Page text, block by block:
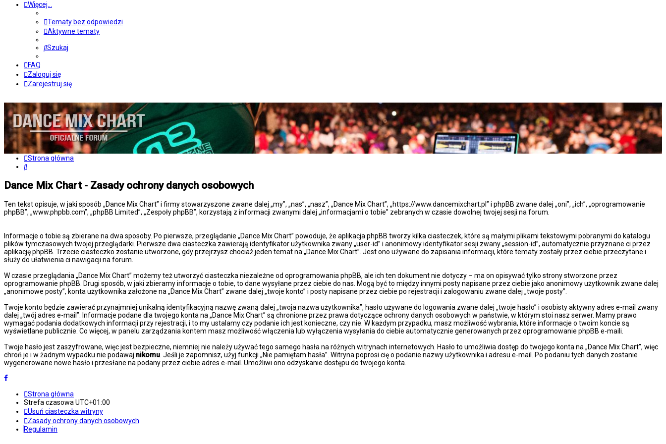
Więcej…
Tematy bez odpowiedzi
Aktywne tematy
Szukaj
FAQ
Zaloguj się
Zarejestruj się
Strona główna
Szukaj
Dance Mix Chart - Zasady ochrony danych osobowych
Ten tekst opisuje, w jaki sposób „Dance Mix Chart” i firmy stowarzyszone zwane dalej „my”, „nas”, „nasz”, „Dance Mix Chart”, „https://www.dancemixchart.pl” i phpBB zwane dalej „oni”, „ich”, „oprogramowanie
phpBB”, „www.phpbb.com”, „phpBB Limited”, „Zespoły phpBB”, korzystają z informacji zwanymi dalej „informacjami o tobie” zebranych w czasie dowolnej twojej sesji na forum.
Informacje o tobie są zbierane na dwa sposoby. Po pierwsze, przeglądanie „Dance Mix Chart” powoduje, że aplikacja phpBB tworzy kilka ciasteczek, które są małymi plikami tekstowymi pobranymi do katalogu
plików tymczasowych twojej przeglądarki. Pierwsze dwa ciasteczka zawierają identyfikator użytkownika zwany „user-id” i anonimowy identyfikator sesji zwany „session-id”, automatycznie przyznane ci przez
aplikację phpBB. Trzecie ciasteczko zostanie utworzone, gdy przejrzysz chociaż jeden temat na „Dance Mix Chart”. Jest ono używane do zapisania informacji, które tematy zostały przez ciebie przeczytane i
służy do ułatwienia ci nawigacji na forum.
W czasie przeglądania „Dance Mix Chart” możemy też utworzyć ciasteczka niezależne od oprogramowania phpBB, ale ich ten dokument nie dotyczy – ma on opisywać tylko strony stworzone przez
oprogramowanie phpBB. Drugi sposób, w jaki zbieramy informacje o tobie, to dane wysyłane przez ciebie do nas. Mogą być to między innymi posty napisane przez ciebie jako anonimowy użytkownik zwane dalej
„anonimowe posty”, konta użytkownika założone na „Dance Mix Chart” zwane dalej „twoje konto” i posty napisane przez ciebie po rejestracji i zalogowaniu zwane dalej „twoje posty”.
Twoje konto będzie zawierać przynajmniej unikalną identyfikacyjną nazwę zwaną dalej „twoja nazwa użytkownika”, hasło używane do logowania zwane dalej „twoje hasło” i osobisty aktywny adres e-mail zwany
dalej „twój adres e-mail”. Informacje podane dla twojego konta na „Dance Mix Chart” są chronione przez prawa dotyczące ochrony danych osobowych w państwie, w którym stoi nasz serwer. Mamy prawo
wymagać podania dodatkowych informacji przy rejestracji, i to my ustalamy czy podanie ich jest konieczne, czy nie. W każdym przypadku, masz możliwość wybrania, które informacje o twoim koncie są
wyświetlane publicznie. Co więcej, w panelu zarządzania kontem masz możliwość włączenia lub wyłączenia wysyłania do ciebie automatycznie generowanych przez oprogramowanie phpBB e-maili.
Twoje hasło jest zaszyfrowane, więc jest bezpieczne, niemniej nie należy używać tego samego hasła na różnych witrynach internetowych. Hasło to umożliwia dostęp do twojego konta na „Dance Mix Chart”, więc
chroń je i w żadnym wypadku nie podawaj nikomu . Jeśli je zapomnisz, użyj funkcji „Nie pamiętam hasła”. Witryna poprosi cię o podanie nazwy użytkownika i adresu e-mail. Po podaniu tych danych zostanie
wygenerowane nowe hasło i przesłane na podany przez ciebie adres e-mail. Umożliwi ono odzyskanie dostępu do twojego konta.
Strona główna
Strefa czasowa UTC+01:00
Usuń ciasteczka witryny
Zasady ochrony danych osobowych
Regulamin